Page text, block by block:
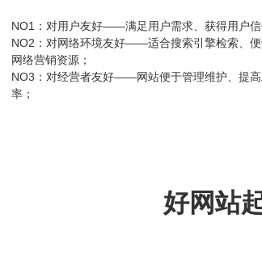
NO1：对用户友好——满足用户需求、获得用户信
NO2：对网络环境友好——适合搜索引擎检索、便
网络营销资源；
NO3：对经营者友好——网站便于管理维护、提高
率；
好网站